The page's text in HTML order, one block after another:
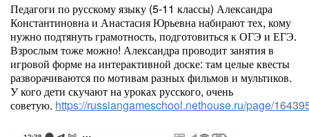
Педагоги по русскому языку (5-11 классы) Александра
Константиновна и Анастасия Юрьевна набирают тех, кому
нужно подтянуть грамотность, подготовиться к ОГЭ и ЕГЭ.
Взрослым тоже можно! Александра проводит занятия в
игровой форме на интерактивной доске: там целые квесты
разворачиваются по мотивам разных фильмов и мультиков.
У кого дети скучают на уроках русского, очень
советую. https://russiangameschool.nethouse.ru/page/